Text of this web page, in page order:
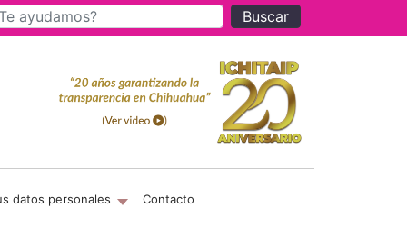
Buscar
datos personales Contacto